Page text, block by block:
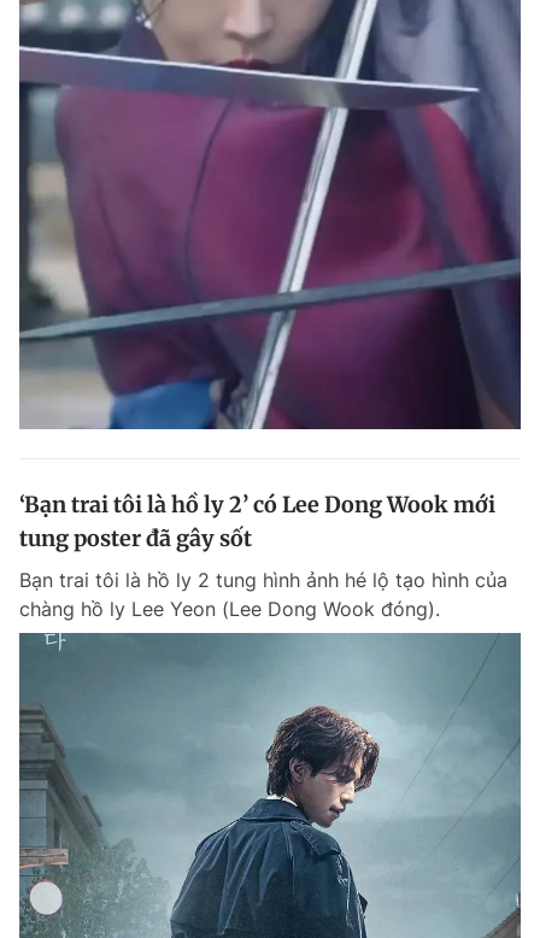
‘Bạn trai tôi là hồ ly 2’ có Lee Dong Wook mới
tung poster đã gây sốt
Bạn trai tôi là hồ ly 2 tung hình ảnh hé lộ tạo hình của
chàng hồ ly Lee Yeon (Lee Dong Wook đóng).